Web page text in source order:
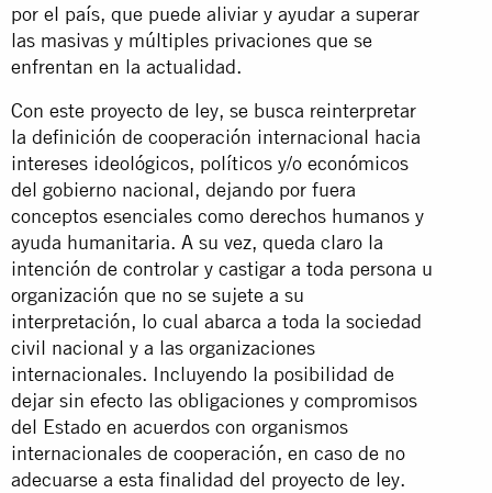
por el país, que puede aliviar y ayudar a superar
las masivas y múltiples privaciones que se
enfrentan en la actualidad.
Con este proyecto de ley, se busca reinterpretar
la definición de cooperación internacional hacia
intereses ideológicos, políticos y/o económicos
del gobierno nacional, dejando por fuera
conceptos esenciales como derechos humanos y
ayuda humanitaria. A su vez, queda claro la
intención de controlar y castigar a toda persona u
organización que no se sujete a su
interpretación, lo cual abarca a toda la sociedad
civil nacional y a las organizaciones
internacionales. Incluyendo la posibilidad de
dejar sin efecto las obligaciones y compromisos
del Estado en acuerdos con organismos
internacionales de cooperación, en caso de no
adecuarse a esta finalidad del proyecto de ley.